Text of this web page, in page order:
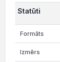
Statūti